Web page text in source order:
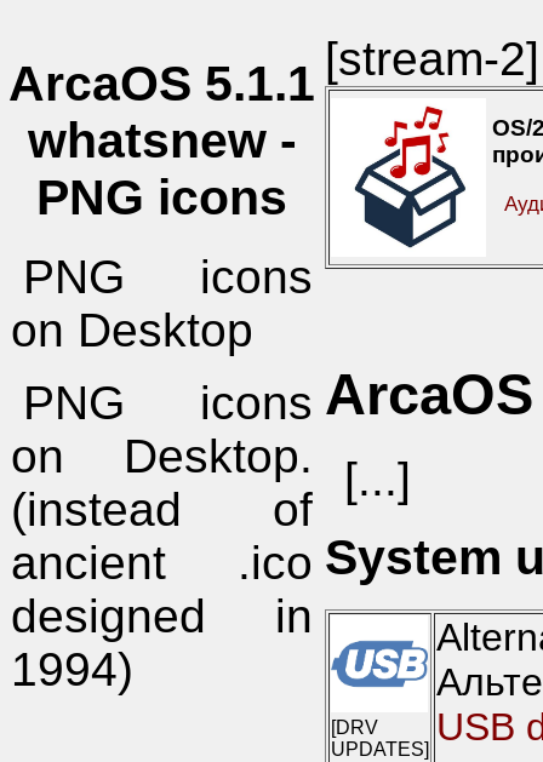
ArcaOS 5.1.1
whatsnew -
PNG icons
PNG icons
on Desktop
PNG icons
on Desktop.
(instead of
ancient .ico
designed in
1994)
[stream-2]
[...]
System
[DRV
UPDATES]
USB